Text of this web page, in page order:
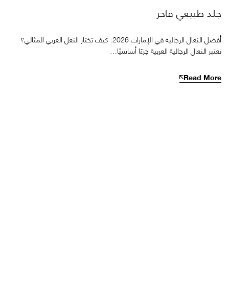
جلد طبيعي فاخر
أفضل النعال الرجالية في الإمارات 2026: كيف تختار النعل العربي المثالي؟
تعتبر النعال الرجالية العربية جزءًا أساسيًا…
Read More